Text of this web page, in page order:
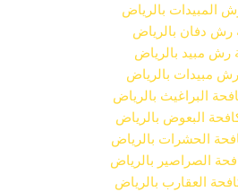
المبيدات بالرياض
دفان بالرياض
رش مبيد بالرياض
مبيدات بالرياض
البراغيث بالرياض
البعوض بالرياض
الحشرات بالرياض
الصراصير بالرياض
العقارب بالرياض